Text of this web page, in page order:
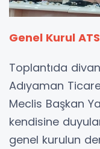
Genel Kurul
Toplantıda
Adıyaman
Meclis Başkan
kendisine
genel kurulun